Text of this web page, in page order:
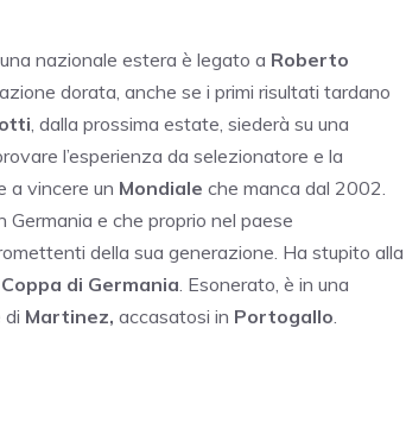
nazionale estera è legato a Roberto
dorata, anche se i primi risultati tardano
, dalla prossima estate, siederà su una
l’esperienza da selezionatore e la
a vincere un Mondiale che manca dal 2002.
e che proprio nel paese
della sua generazione. Ha stupito alla
Coppa di Germania. Esonerato, è in una
di Martinez, accasatosi in Portogallo.